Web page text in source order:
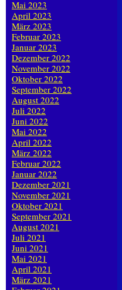
Mai 2023
April 2023
März 2023
Februar 2023
Januar 2023
Dezember 2022
November 2022
Oktober 2022
September 2022
August 2022
Juli 2022
Juni 2022
Mai 2022
April 2022
März 2022
Februar 2022
Januar 2022
Dezember 2021
November 2021
Oktober 2021
September 2021
August 2021
Juli 2021
Juni 2021
Mai 2021
April 2021
März 2021